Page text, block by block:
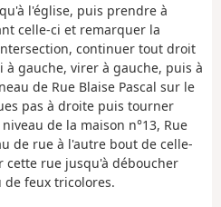
l'église, puis prendre à
celle-ci et remarquer la
continuer tout droit
gauche, virer à gauche, puis à
de Rue Blaise Pascal sur le
pas à droite puis tourner
de la maison n°13, Rue
de rue à l'autre bout de celle-
cette rue jusqu'à déboucher
de feux tricolores.